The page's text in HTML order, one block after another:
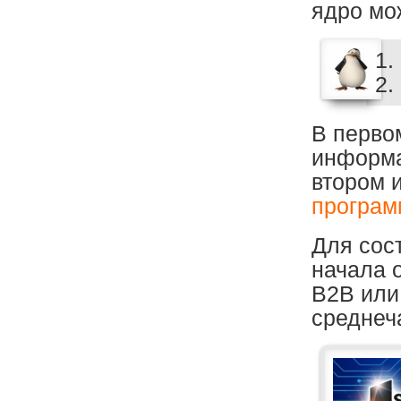
ядро
1.
2.
В
втором
Для
начала
B2B